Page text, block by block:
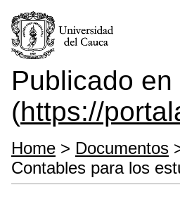
Publicado en
(https://
Home > Documentos
Contables para los